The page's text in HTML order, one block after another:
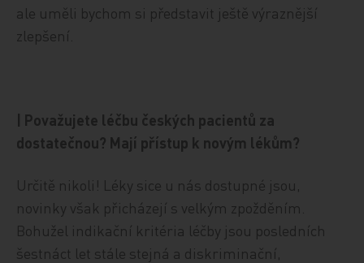
ale uměli bychom si představit ještě výraznější
zlepšení.
| Považujete léčbu českých pacientů za
dostatečnou? Mají přístup k novým lékům?
Určitě nikoli! Léky sice u nás dostupné jsou,
novinky však přicházejí s velkým zpožděním.
Bohužel indikační kritéria léčby jsou posledních
šestnáct let stále stejná a diskriminační,